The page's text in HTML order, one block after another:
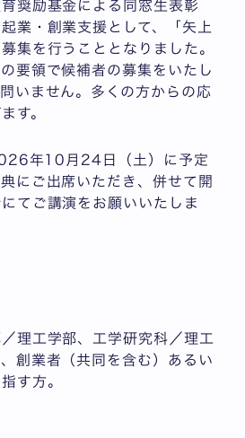
奨励基金による同窓生表彰
業・創業支援として、「矢上
集を行うこととなりました。
要領で候補者の募集をいたし
いません。多くの方からの応
す。
年10月24日（土）に予定
にご出席いただき、併せて開
てご講演をお願いいたしま
理工学部、工学研究科／理工
創業者（共同を含む）あるい
す方。